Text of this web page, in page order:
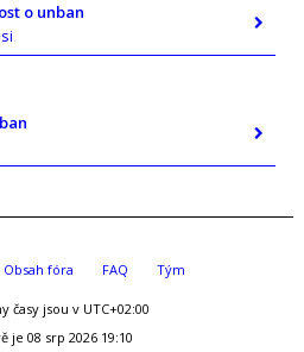
o unban
Obsah fóra FAQ Tým
časy jsou v UTC+02:00
je 08 srp 2026 19:10